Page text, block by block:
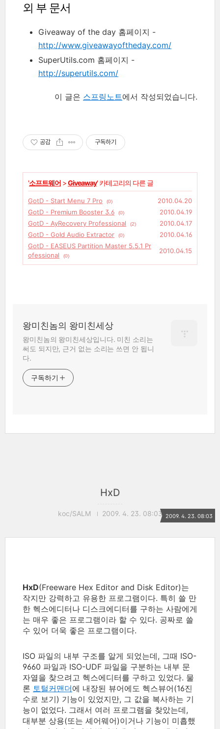
외 부 문서
Giveaway of the day 홈페이지 -
http://www.giveawayoftheday.com/
SuperUtils.com 홈페이지 -
http://superutils.com/
이 글은 스프링노트에서 작성되었습니다.
공감 구독하기
'소프트웨어 >Giveaway' 카테고리의 다른 글
GotD - Start Menu 7 Pro (0)
2010.04.20
GotD - Premium Booster 3.6
(0)
2010.04.19
GotD - AyRecovery Professional
(2)
2010.04.17
GotD - Gold Audio Extractor
(0)
2010.04.16
GotD - EASEUS Partition Master 5.5.1 Pr
ofessional
(0)
2010.04.15
왕미친놈의 왕미친세상
왕미친놈의 왕미친세상입니다. 미친 소리는
써도 되지만, 근거 없는 소리는 쓰면 안 됩니
다.
구독하기
HxD
koc/SALM 2009. 4. 23. 08:03 2009. 4. 23. 08:03
HxD(Freeware Hex Editor and Disk Editor)는
작지만 강력하고 유용한 프로그램이다. 특히 쓸 만
한 헥스에디터나 디스크에디터를 구하는 사람에게
는 매우 좋은 프로그램이라 할 수 있다. 공짜로 쓸
수 있어 더욱 좋은 프로그램이다.
ISO 파일의 내부 구조를 알게 되었는데, 그때 ISO-
9660 파일과 ISO-UDF 파일을 구분하는 내부 문
자열을 찾으려고 헥스에디터를 구하고 있었다. 물
론 토털커맨더에 내장된 뷰어에도 헥스뷰어(16진
수로 보기) 기능이 있었지만, 그 값을 복사하는 기
능이 없었다. 그래서 여러 프로그램을 찾았는데,
대부분 상용(또는 셰어웨어)이거나 기능이 미흡했